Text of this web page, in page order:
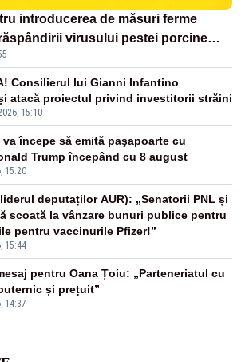
introducerea de măsuri ferme
virusului pestei porcine
15:10
Consilierul lui Gianni Infantino
atacă proiectul privind investitorii străini
15:20
începe să emită paşapoarte cu
Trump începând cu 8 august
15:44
deputaților AUR): „Senatorii PNL și
scoată la vânzare bunuri publice pentru
pentru vaccinurile Pfizer!”
14:37
pentru Oana Țoiu: „Parteneriatul cu
și prețuit”